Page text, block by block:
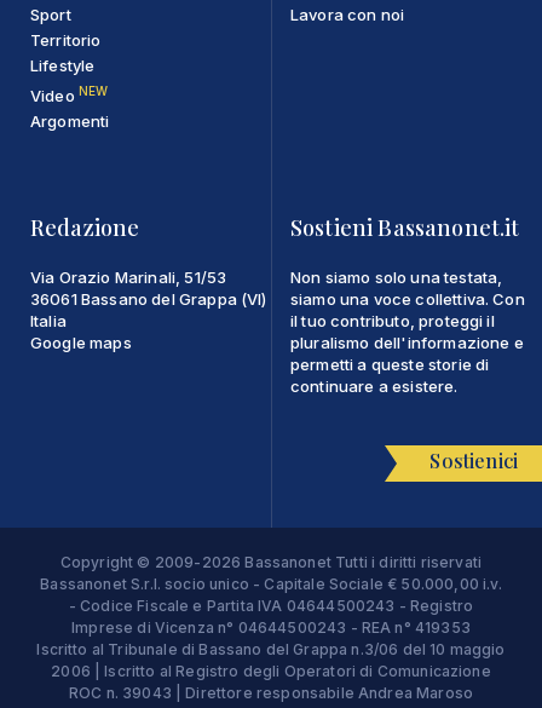
Sport
Territorio
Lifestyle
Video NEW
Argomenti
Lavora con noi
Redazione
Via Orazio Marinali, 51/53
36061 Bassano del Grappa (VI)
Italia
Google maps
Sostieni Bassanonet.it
Non siamo solo una testata,
siamo una voce collettiva. Con
il tuo contributo, proteggi il
pluralismo dell'informazione e
permetti a queste storie di
continuare a esistere.
Sostienici
Copyright © 2009-2026 Bassanonet Tutti i diritti riservati
Bassanonet S.r.l. socio unico - Capitale Sociale € 50.000,00 i.v.
- Codice Fiscale e Partita IVA 04644500243 - Registro
Imprese di Vicenza n° 04644500243 - REA n° 419353
Iscritto al Tribunale di Bassano del Grappa n.3/06 del 10 maggio
2006 | Iscritto al Registro degli Operatori di Comunicazione
ROC n. 39043 | Direttore responsabile Andrea Maroso